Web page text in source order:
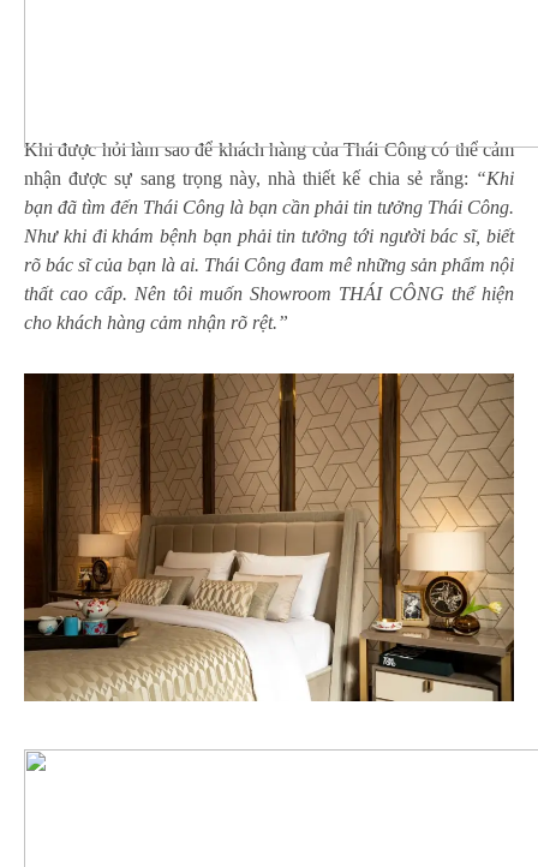
Khi được hỏi làm sao để khách hàng của Thái Công có thể cảm
nhận được sự sang trọng này, nhà thiết kế chia sẻ rằng: “Khi
bạn đã tìm đến Thái Công là bạn cần phải tin tưởng Thái Công.
Như khi đi khám bệnh bạn phải tin tưởng tới người bác sĩ, biết
rõ bác sĩ của bạn là ai. Thái Công đam mê những sản phẩm nội
thất cao cấp. Nên tôi muốn Showroom THÁI CÔNG thể hiện
cho khách hàng cảm nhận rõ rệt.”